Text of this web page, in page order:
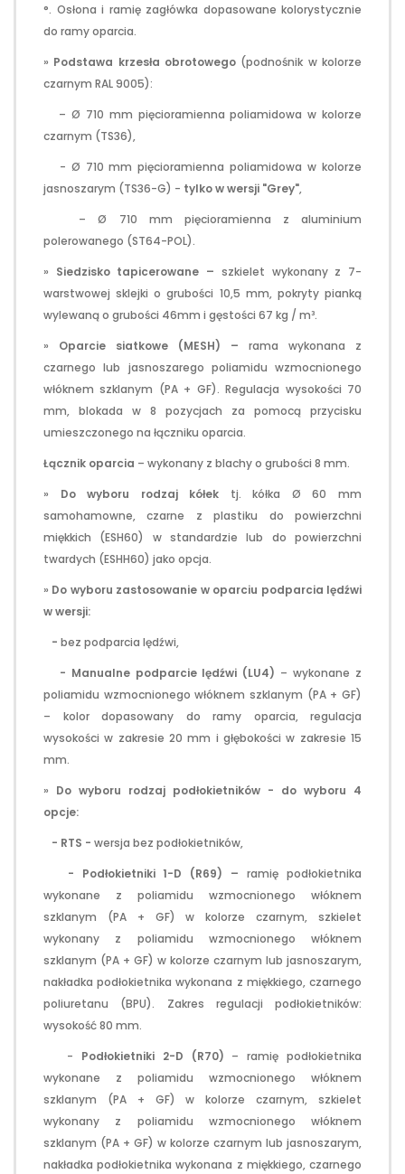
°. Osłona i ramię zagłówka dopasowane kolorystycznie
do ramy oparcia.
» Podstawa krzesła obrotowego (podnośnik w kolorze
czarnym RAL 9005):
– Ø 710 mm pięcioramienna poliamidowa w kolorze
czarnym (TS36),
- Ø 710 mm pięcioramienna poliamidowa w kolorze
jasnoszarym (TS36-G) - tylko w wersji "Grey",
– Ø 710 mm pięcioramienna z aluminium
polerowanego (ST64-POL).
» Siedzisko tapicerowane – szkielet wykonany z 7-
warstwowej sklejki o grubości 10,5 mm, pokryty pianką
wylewaną o grubości 46mm i gęstości 67 kg / m³.
» Oparcie siatkowe (MESH) – rama wykonana z
czarnego lub jasnoszarego poliamidu wzmocnionego
włóknem szklanym (PA + GF). Regulacja wysokości 70
mm, blokada w 8 pozycjach za pomocą przycisku
umieszczonego na łączniku oparcia.
Łącznik oparcia – wykonany z blachy o grubości 8 mm.
» Do wyboru rodzaj kółek tj. kółka Ø 60 mm
samohamowne, czarne z plastiku do powierzchni
miękkich (ESH60) w standardzie lub do powierzchni
twardych (ESHH60) jako opcja.
» Do wyboru zastosowanie w oparciu podparcia lędźwi
w wersji:
- bez podparcia lędźwi,
- Manualne podparcie lędźwi (LU4) – wykonane z
poliamidu wzmocnionego włóknem szklanym (PA + GF)
– kolor dopasowany do ramy oparcia, regulacja
wysokości w zakresie 20 mm i głębokości w zakresie 15
mm.
» Do wyboru rodzaj podłokietników - do wyboru 4
opcje:
- RTS - wersja bez podłokietników,
- Podłokietniki 1-D (R69) –ramię podłokietnika
wykonane z poliamidu wzmocnionego włóknem
szklanym (PA + GF) w kolorze czarnym, szkielet
wykonany z poliamidu wzmocnionego włóknem
szklanym (PA + GF) w kolorze czarnym lub jasnoszarym,
nakładka podłokietnika wykonana z miękkiego, czarnego
poliuretanu (BPU). Zakres regulacji podłokietników:
wysokość 80 mm.
- Podłokietniki 2-D (R70) – ramię podłokietnika
wykonane z poliamidu wzmocnionego włóknem
szklanym (PA + GF) w kolorze czarnym, szkielet
wykonany z poliamidu wzmocnionego włóknem
szklanym (PA + GF) w kolorze czarnym lub jasnoszarym,
nakładka podłokietnika wykonana z miękkiego, czarnego